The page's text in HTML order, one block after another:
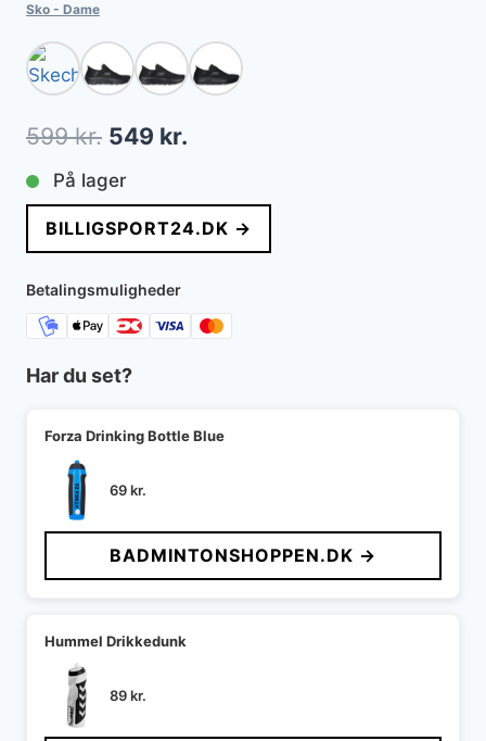
Sko - Dame
599kr. Den
oprindelige
pris
var:
599 kr..
549 kr.
pris
er:
På lager
BILLIGSPORT24.DK →
Betalingsmuligheder
Har du set?
Forza Drinking Bottle Blue
69kr.
BADMINTONSHOPPEN.DK →
Hummel Drikkedunk
89kr.